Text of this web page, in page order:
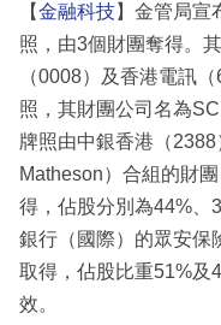
【金融科技】金管局宣
照，由3個財團奪得。
（0008）及香港電訊
照，其財團公司名為
牌照由中銀香港（
Matheson）合組的財
得，佔股分別為44%、
銀行（國際）的眾安保
取得，佔股比重51%及
效。